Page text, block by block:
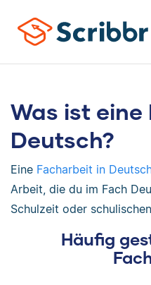
Was ist
Deutsch?
Eine Facharbeit in
Arbeit, die du im Fach
Schulzeit oder
Häufig